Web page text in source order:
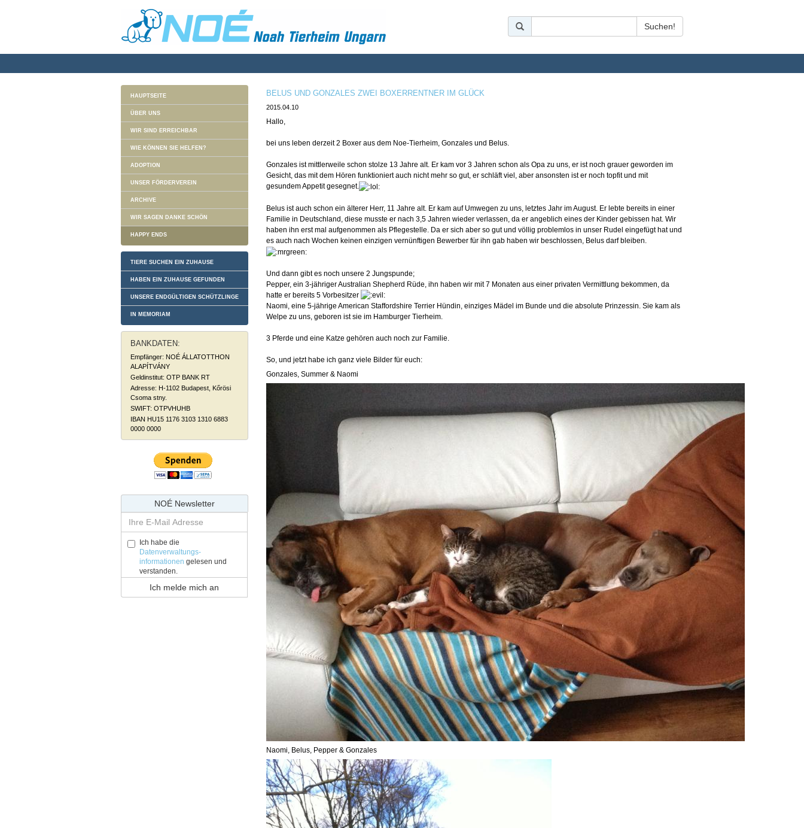
HAUPTSEITE
ÜBER UNS
WIR SIND ERREICHBAR
WIE KÖNNEN SIE HELFEN?
ADOPTION
UNSER FÖRDERVEREIN
ARCHIVE
WIR SAGEN DANKE SCHÖN
HAPPY ENDS
TIERE SUCHEN EIN ZUHAUSE
HABEN EIN ZUHAUSE GEFUNDEN
UNSERE ENDGÜLTIGEN SCHÜTZLINGE
IN MEMORIAM
BANKDATEN:
Empfänger: NOÉ ÁLLATOTTHON
ALAPÍTVÁNY
Geldinstitut: OTP BANK RT
Adresse: H-1102 Budapest, Kőrösi
Csoma stny.
SWIFT: OTPVHUHB
IBAN HU15 1176 3103 1310 6883
0000 0000
NOÉ Newsletter
Ich habe die
Datenverwaltungs-
informationen gelesen und
verstanden.
BELUS UND GONZALES ZWEI BOXERRENTNER IM GLÜCK
2015.04.10
Hallo,
bei uns leben derzeit 2 Boxer aus dem Noe-Tierheim, Gonzales und Belus.
Gonzales ist mittlerweile schon stolze 13 Jahre alt. Er kam vor 3 Jahren schon als Opa zu uns, er ist noch grauer geworden im
Gesicht, das mit dem Hören funktioniert auch nicht mehr so gut, er schläft viel, aber ansonsten ist er noch topfit und mit
gesundem Appetit gesegnet.
Belus ist auch schon ein älterer Herr, 11 Jahre alt. Er kam auf Umwegen zu uns, letztes Jahr im August. Er lebte bereits in einer
Familie in Deutschland, diese musste er nach 3,5 Jahren wieder verlassen, da er angeblich eines der Kinder gebissen hat. Wir
haben ihn erst mal aufgenommen als Pflegestelle. Da er sich aber so gut und völlig problemlos in unser Rudel eingefügt hat und
es auch nach Wochen keinen einzigen vernünftigen Bewerber für ihn gab haben wir beschlossen, Belus darf bleiben.
Und dann gibt es noch unsere 2 Jungspunde;
Pepper, ein 3-jähriger Australian Shepherd Rüde, ihn haben wir mit 7 Monaten aus einer privaten Vermittlung bekommen, da
hatte er bereits 5 Vorbesitzer
Naomi, eine 5-jährige American Staffordshire Terrier Hündin, einziges Mädel im Bunde und die absolute Prinzessin. Sie kam als
Welpe zu uns, geboren ist sie im Hamburger Tierheim.
3 Pferde und eine Katze gehören auch noch zur Familie.
So, und jetzt habe ich ganz viele Bilder für euch:
Gonzales, Summer & Naomi
Naomi, Belus, Pepper & Gonzales